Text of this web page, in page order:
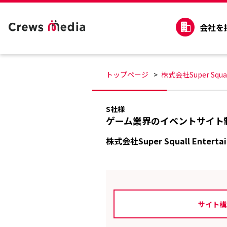
会社を
トップページ 株式会社Super
S社様
ゲーム業界のイベントサイト
株式会社Super Squall
サイト